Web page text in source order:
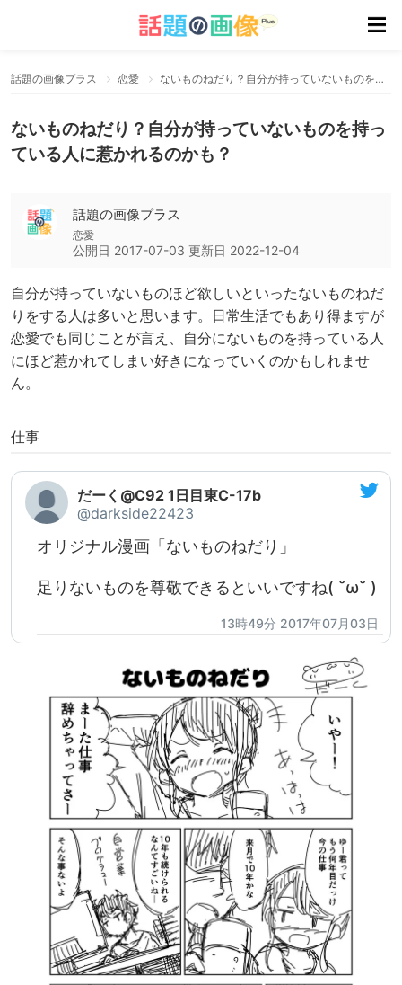
話題の画像プラス 恋愛 ないものねだり？自分が持っていないものを持っている人に惹かれるのかも？
ないものねだり？自分が持っていないものを持っ
ている人に惹かれるのかも？
話題の画像プラス
恋愛
公開日 2017-07-03 更新日 2022-12-04
自分が持っていないものほど欲しいといったないものねだ
りをする人は多いと思います。日常生活でもあり得ますが
恋愛でも同じことが言え、自分にないものを持っている人
にほど惹かれてしまい好きになっていくのかもしれませ
ん。
仕事
だーく@C92 1日目東C-17b
@darkside22423
オリジナル漫画「ないものねだり」
足りないものを尊敬できるといいですね( ˘ω˘ )
13時49分 2017年07月03日